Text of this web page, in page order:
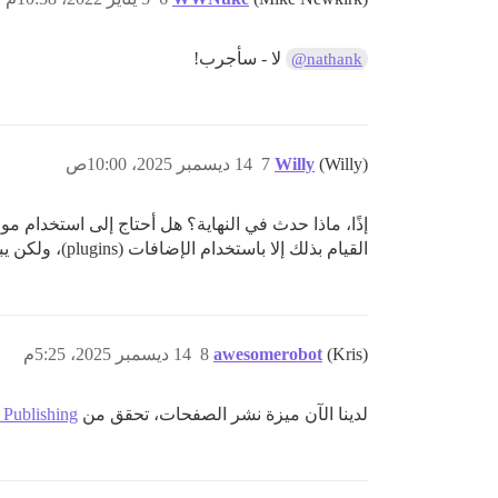
@nathank لا - سأجرب!
Willy (Willy) 14 ديسمبر 2025، 10:00ص 7
القيام بذلك إلا باستخدام الإضافات (plugins)، ولكن يبدو أن هذه الإضافات تميل إلى تعطيل النظام.
awesomerobot (Kris) 14 ديسمبر 2025، 5:25م 8
لدينا الآن ميزة نشر الصفحات، تحقق من Publishing